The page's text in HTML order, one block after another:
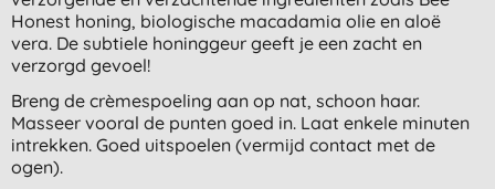
Honest honing, biologische macadamia olie en aloë
vera. De subtiele honinggeur geeft je een zacht en
verzorgd gevoel!
Breng de crèmespoeling aan op nat, schoon haar.
Masseer vooral de punten goed in. Laat enkele minuten
intrekken. Goed uitspoelen (vermijd contact met de
ogen).